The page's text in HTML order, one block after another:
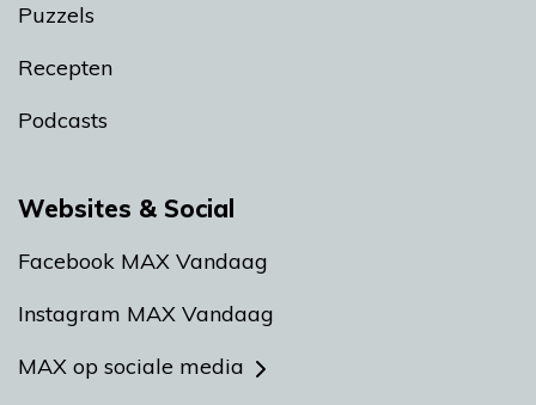
Puzzels
Recepten
Podcasts
Websites & Social
Facebook MAX Vandaag
Instagram MAX Vandaag
MAX op sociale media